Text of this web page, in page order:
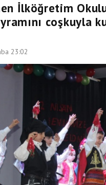
İlköğretim
coşkuyla
23:02